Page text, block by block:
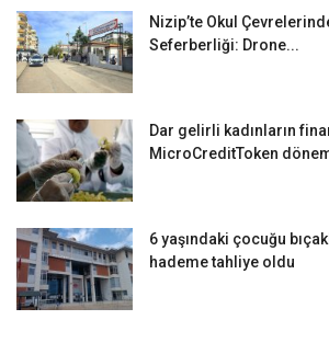
Nizip’te Okul
Seferberliği: Drone...
Dar gelirli kadınların
MicroCreditToken
6 yaşındaki çocuğu
hademe tahliye oldu